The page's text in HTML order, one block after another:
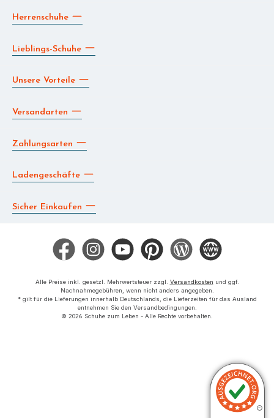
Herrenschuhe
Lieblings-Schuhe
Unsere Vorteile
Versandarten
Zahlungsarten
Ladengeschäfte
Sicher Einkaufen
Facebook Instagram YouTube Pinterest Blog Die BERG App
Alle Preise inkl. gesetzl. Mehrwertsteuer zzgl. Versandkosten und ggf.
Nachnahmegebühren, wenn nicht anders angegeben.
* gilt für die Lieferungen innerhalb Deutschlands, die Lieferzeiten für das Ausland
entnehmen Sie den Versandbedingungen.
© 2026 Schuhe zum Leben - Alle Rechte vorbehalten.